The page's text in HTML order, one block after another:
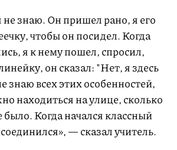
не знаю. Он пришел рано, я его
чтобы он посидел. Когда
я к нему пошел, спросил,
он сказал: "Нет, я здесь
знаю всех этих особенностей,
находиться на улице, сколько
Когда начался классный
— сказал учитель.